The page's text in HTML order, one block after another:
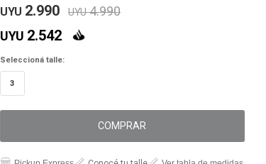
UYU 2.990 UYU 4.990
UYU 2.542
Seleccioná talle:
3
COMPRAR